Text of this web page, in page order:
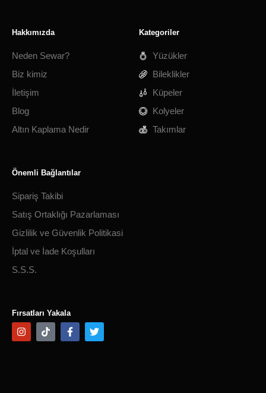
Hakkımızda
Neden Sewar?
Biz kimiz
İletişim
Blog
Altın Kaplama Nedir
Kategoriler
Yüzükler
Bileklikler
Küpeler
Kolyeler
Takımlar
Önemli Bağlantılar
Sipariş Takibi
Satış Ortaklığı Pazarlaması
Gizlilik ve Güvenlik Politikasi
İptal ve İade Koşulları
S.S.S.
Fırsatları Yakala